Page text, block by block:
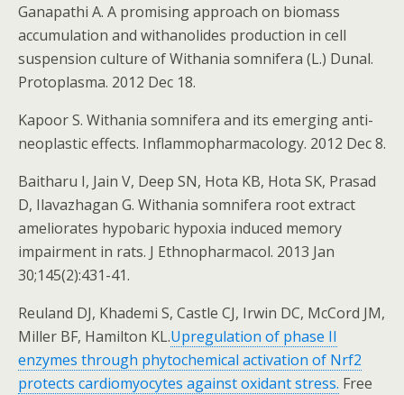
Ganapathi A. A promising approach on biomass
accumulation and withanolides production in cell
suspension culture of Withania somnifera (L.) Dunal.
Protoplasma. 2012 Dec 18.
Kapoor S. Withania somnifera and its emerging anti-
neoplastic effects. Inflammopharmacology. 2012 Dec 8.
Baitharu I, Jain V, Deep SN, Hota KB, Hota SK, Prasad
D, Ilavazhagan G. Withania somnifera root extract
ameliorates hypobaric hypoxia induced memory
impairment in rats. J Ethnopharmacol. 2013 Jan
30;145(2):431-41.
Reuland DJ, Khademi S, Castle CJ, Irwin DC, McCord JM,
Miller BF, Hamilton KL.Upregulation of phase II
enzymes through phytochemical activation of Nrf2
protects cardiomyocytes against oxidant stress. Free